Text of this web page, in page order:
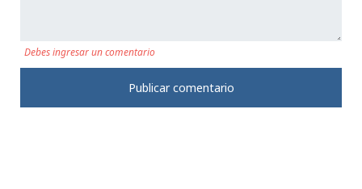
Debes ingresar un comentario